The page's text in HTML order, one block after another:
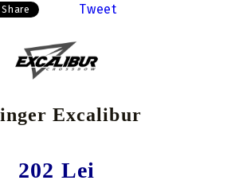
Share Tweet
Excalibur
202 Lei